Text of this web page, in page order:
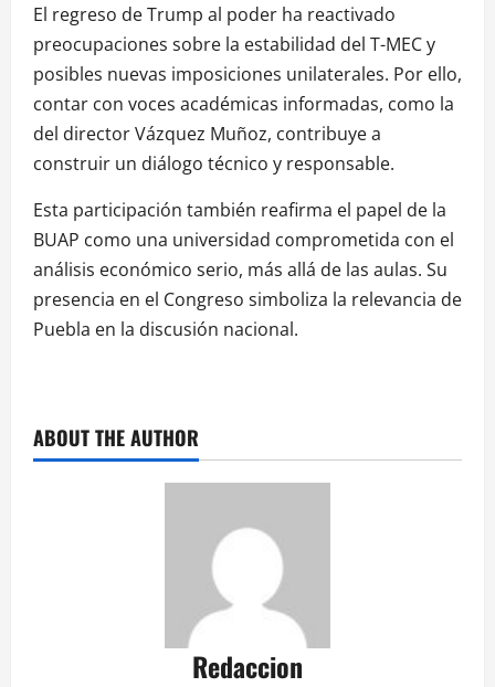
El regreso de Trump al poder ha reactivado
preocupaciones sobre la estabilidad del T-MEC y
posibles nuevas imposiciones unilaterales. Por ello,
contar con voces académicas informadas, como la
del director Vázquez Muñoz, contribuye a
construir un diálogo técnico y responsable.
Esta participación también reafirma el papel de la
BUAP como una universidad comprometida con el
análisis económico serio, más allá de las aulas. Su
presencia en el Congreso simboliza la relevancia de
Puebla en la discusión nacional.
ABOUT THE AUTHOR
Redaccion